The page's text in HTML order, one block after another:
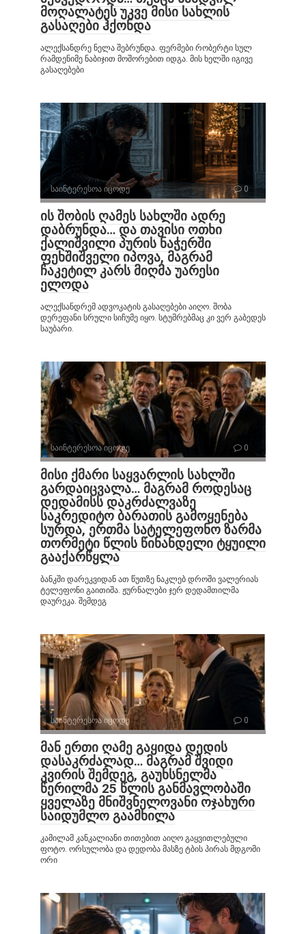
მოღალატეს უკვე მისი სახლის
გასაღები ჰქონდა
ალექსანდრე ნელა შებრუნდა. ფერმები რობერტი სულ
რამდენიმე ნაბიჯით მოშორებით იდგა. მის ხელში იგივე
გასაღებები
საინტერესოა იცოდე 0
ის შობის ღამეს სახლში ადრე
დაბრუნდა… და თავისი ოთხი
ქალიშვილი პურის ნაჭერში
ფეხშიშველი იპოვა, მაგრამ
ჩაკეტილ კარს მიღმა უარესი
ელოდა
ალექსანდრემ ადვოკატის გასაღებები აიღო. შობა
დერეფანი სრული სიჩუმე იყო. სტუმრებმაც კი ვერ გაბედეს
საუბარი.
საინტერესოა იცოდე 0
მისი ქმარი საყვარლის სახლში
გარდაიცვალა… მაგრამ როდესაც
დედამისს დაკრძალვაზე
საკრედიტო ბარათის გამოყენება
სურდა, ერთმა სატელეფონო ზარმა
თორმეტი წლის წინანდელი ტყუილი
გააქარწყლა
ბანკში დარეკვიდან ათ წუთზე ნაკლებ დროში ვალერიას
ტელეფონი გაითიშა. ჟურნალები ჯერ დედამთილმა
დაურეკა. შემდეგ
საინტერესოა იცოდე 0
მან ერთი ღამე გაყიდა დედის
დასაკრძალად… მაგრამ შვიდი
კვირის შემდეგ, გაუხსნელმა
წერილმა 25 წლის განმავლობაში
ყველაზე მნიშვნელოვანი ოჯახური
საიდუმლო გაამხილა
კამილამ კანკალიანი თითებით აიღო გაყვითლებული
ფოტო. ორსულობა და დედობა მასზე ტბის პირას მდგომი
ორი